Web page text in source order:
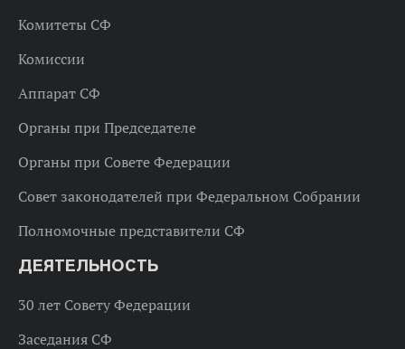
Комитеты СФ
Комиссии
Аппарат СФ
Органы при Председателе
Органы при Совете Федерации
Совет законодателей при Федеральном Собрании
Полномочные представители СФ
ДЕЯТЕЛЬНОСТЬ
30 лет Совету Федерации
Заседания СФ